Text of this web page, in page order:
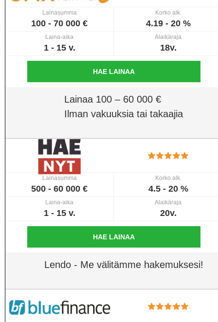
Lainasumma
100 - 70 000 €
Korko alk.
4.19 - 20 %
Laina-aika
1 - 15 v.
Alaikäraja
18v.
HAE LAINAA
Lainaa 100 – 60 000 €
Ilman vakuuksia tai takaajia
Lainasumma
500 - 60 000 €
Korko alk.
4.5 - 20 %
Laina-aika
1 - 15 v.
Alaikäraja
20v.
HAE LAINAA
Lendo - Me välitämme hakemuksesi!